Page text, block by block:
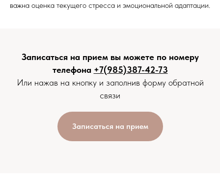
важна оценка текущего стресса и эмоциональной адаптации.
Записаться на прием вы можете по номеру
телефона +7(985)387-42-73
Или нажав на кнопку и заполнив форму обратной
связи
Записаться на прием